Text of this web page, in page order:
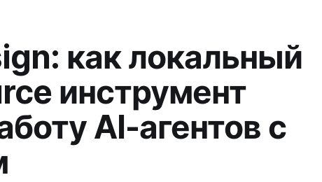
как локальный
инструмент
AI-агентов с